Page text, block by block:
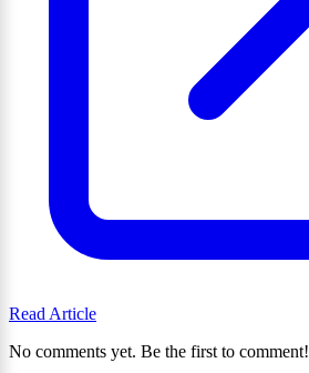
Read Article
No comments yet. Be the first to comment!